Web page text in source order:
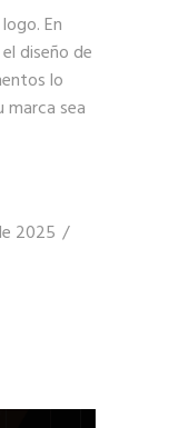
En
diseño de
lo
sea
2025